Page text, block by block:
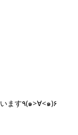
『ハッピーみっけ♪』を愛言葉に活動しています٩(๑>∀<๑)۶